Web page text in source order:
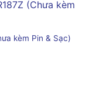
kèm Pin & Sạc)